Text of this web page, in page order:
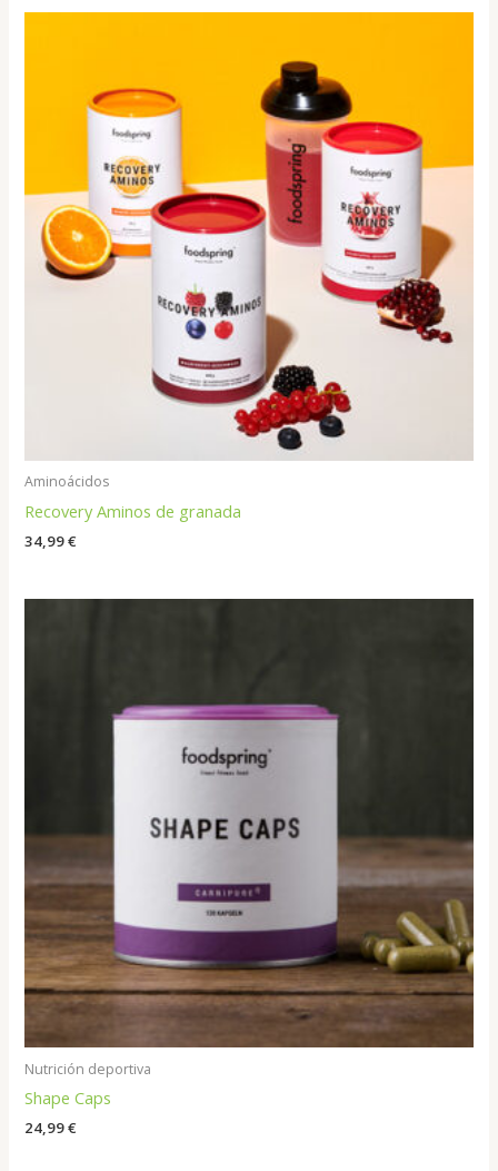
Aminoácidos
Recovery Aminos de granada
34,99€
Nutrición deportiva
Shape Caps
24,99€